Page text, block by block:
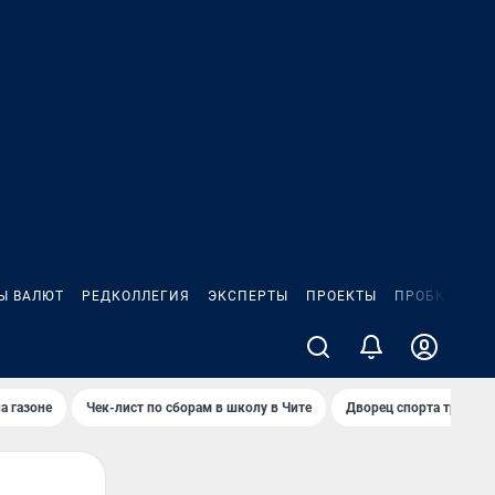
ВАЛЮТ РЕДКОЛЛЕГИЯ ЭКСПЕРТЫ ПРОЕКТЫ ПРОБКИ
газоне Чек-лист по сборам в школу в Чите Дворец спорта